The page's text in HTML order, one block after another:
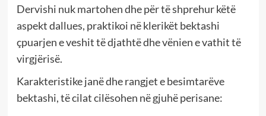
Dervishi nuk martohen dhe për të shprehur këtë
aspekt dallues, praktikoi në klerikët bektashi
çpuarjen e veshit të djathtë dhe vënien e vathit të
virgjërisë.
Karakteristike janë dhe rangjet e besimtarëve
bektashi, të cilat cilësohen në gjuhë perisane: